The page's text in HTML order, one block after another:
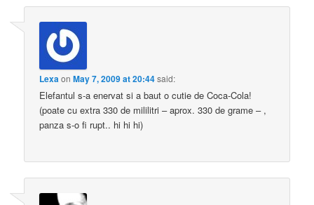
LexaonMay 7, 2009 at 20:44said:
Elefantul s-a enervat si a baut o cutie de Coca-Cola!
(poate cu extra 330 de mililitri – aprox. 330 de grame – ,
panza s-o fi rupt.. hi hi hi)